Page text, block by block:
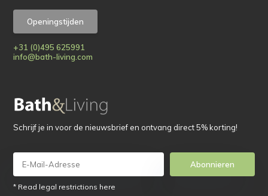
Openingstijden
+31 (0)495 625991
info@bath-living.com
Schrijf je in voor de nieuwsbrief en ontvang direct 5% korting!
Abonnieren
* Read legal restrictions here